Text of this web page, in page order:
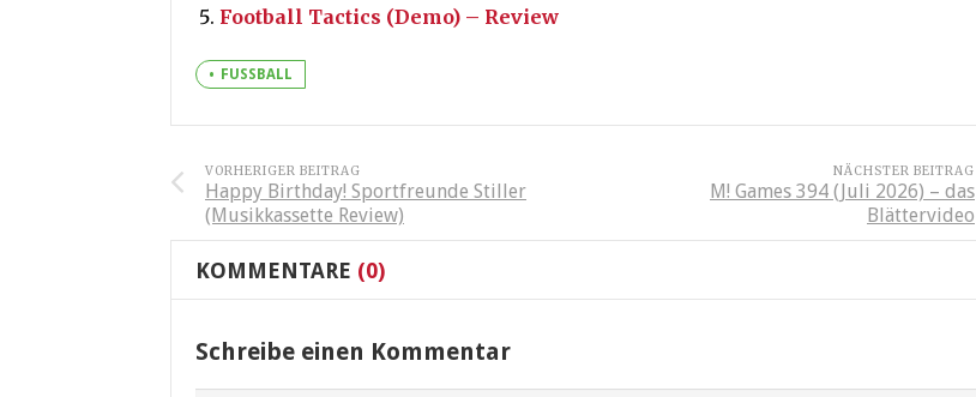
Football Tactics (Demo) – Review
FUSSBALL
VORHERIGER BEITRAG
Happy Birthday! Sportfreunde Stiller
(Musikkassette Review)
NÄCHSTER BEITRAG
M! Games 394 (Juli 2026) – das
Blättervideo
KOMMENTARE (0)
Schreibe einen Kommentar